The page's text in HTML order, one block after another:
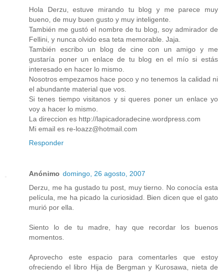
Hola Derzu, estuve mirando tu blog y me parece muy
bueno, de muy buen gusto y muy inteligente.
También me gustó el nombre de tu blog, soy admirador de
Fellini, y nunca olvido esa teta memorable. Jaja.
También escribo un blog de cine con un amigo y me
gustaría poner un enlace de tu blog en el mío si estás
interesado en hacer lo mismo.
Nosotros empezamos hace poco y no tenemos la calidad ni
el abundante material que vos.
Si tenes tiempo visitanos y si queres poner un enlace yo
voy a hacer lo mismo.
La direccion es http://lapicadoradecine.wordpress.com
Mi email es re-loazz@hotmail.com
Responder
Anónimo domingo, 26 agosto, 2007
Derzu, me ha gustado tu post, muy tierno. No conocía esta
película, me ha picado la curiosidad. Bien dicen que el gato
murió por ella.
Siento lo de tu madre, hay que recordar los buenos
momentos.
Aprovecho este espacio para comentarles que estoy
ofreciendo el libro Hija de Bergman y Kurosawa, nieta de